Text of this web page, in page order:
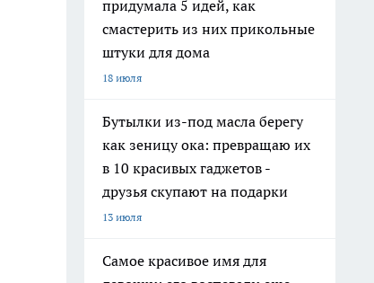
придумала 5 идей, как
смастерить из них прикольные
штуки для дома
18 июля
Бутылки из-под масла берегу
как зеницу ока: превращаю их
в 10 красивых гаджетов -
друзья скупают на подарки
13 июля
Самое красивое имя для